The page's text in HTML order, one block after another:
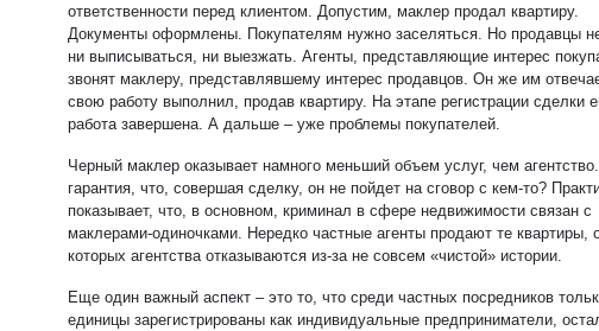
ответственности перед клиентом. Допустим, маклер продал квартиру.
Документы оформлены. Покупателям нужно заселяться. Но продавцы
ни выписываться, ни выезжать. Агенты, представляющие интерес
звонят маклеру, представлявшему интерес продавцов. Он же им
свою работу выполнил, продав квартиру. На этапе регистрации сделки
работа завершена. А дальше – уже проблемы покупателей.
Черный маклер оказывает намного меньший объем услуг, чем
гарантия, что, совершая сделку, он не пойдет на сговор с кем-то?
показывает, что, в основном, криминал в сфере недвижимости связан с
маклерами-одиночками. Нередко частные агенты продают те квартиры,
которых агентства отказываются из-за не совсем «чистой» истории.
Еще один важный аспект – это то, что среди частных посредников
единицы зарегистрированы как индивидуальные предприниматели,